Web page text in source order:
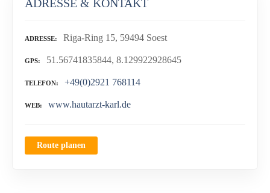
ADRESSE & KONTAKT
ADRESSE Riga-Ring 15, 59494 Soest
GPS 51.56741835844, 8.129922928645
TELEFON +49(0)2921 768114
WEB www.hautarzt-karl.de
Route planen